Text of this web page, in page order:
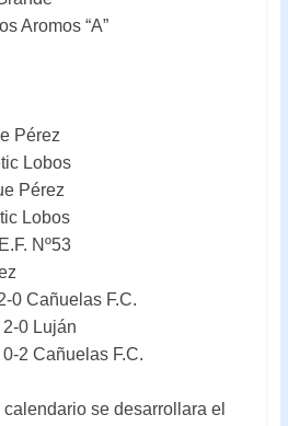
Aromos “A”
Pérez
Lobos
Pérez
Lobos
Nº53
0 Cañuelas F.C.
0 Luján
2 Cañuelas F.C.
se desarrollara el